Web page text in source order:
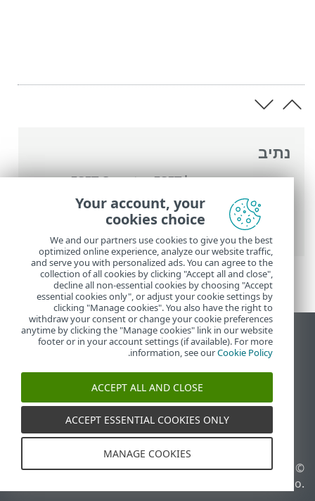
נתיב
העזרה המקוונת של ESET >
ESET Smart
Security Premium
>
עבודה עם ESET Smart
Security Premium
>הגדרות>כלי אבטחה
מערכת נגד גניבה
הצג את האתר למחשב
End of Life
מאגר הידע של ESET
ESET Status Portal
תמיכה אזורית
© 1992 - 2026 ESET, spol. s
r.o.‎ - כל הזכויות שמורות.
ניהול קובצי Cookie
Your account, your
cookies choice
We and our partners use cookies to give you the best
optimized online experience, analyze our website traffic,
and serve you with personalized ads. You can agree to the
collection of all cookies by clicking "Accept all and close",
decline all non-essential cookies by choosing "Accept
essential cookies only", or adjust your cookie settings by
clicking "Manage cookies". You also have the right to
withdraw your consent or change your cookie preferences
anytime by clicking the "Manage cookies" link in our website
footer or in your account settings (if available). For more
information, see ourCookie Policy
.
ACCEPT ALL AND CLOSE
ACCEPT ESSENTIAL COOKIES ONLY
MANAGE COOKIES